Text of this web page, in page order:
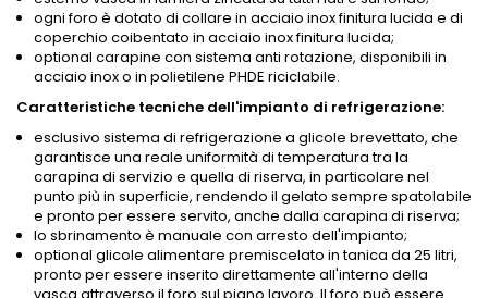
ogni foro è dotato di collare in acciaio inox finitura lucida e di
coperchio coibentato in acciaio inox finitura lucida;
optional carapine con sistema anti rotazione, disponibili in
acciaio inox o in polietilene PHDE riciclabile.
Caratteristiche tecniche dell'impianto di refrigerazione:
esclusivo sistema di refrigerazione a glicole brevettato, che
garantisce una reale uniformità di temperatura tra la
carapina di servizio e quella di riserva, in particolare nel
punto più in superficie, rendendo il gelato sempre spatolabile
e pronto per essere servito, anche dalla carapina di riserva;
lo sbrinamento è manuale con arresto dell'impianto;
optional glicole alimentare premiscelato in tanica da 25 litri,
pronto per essere inserito direttamente all'interno della